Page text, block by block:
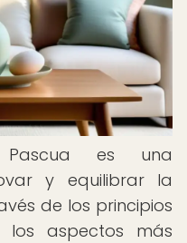
es una
y equilibrar la
de los principios
los aspectos más